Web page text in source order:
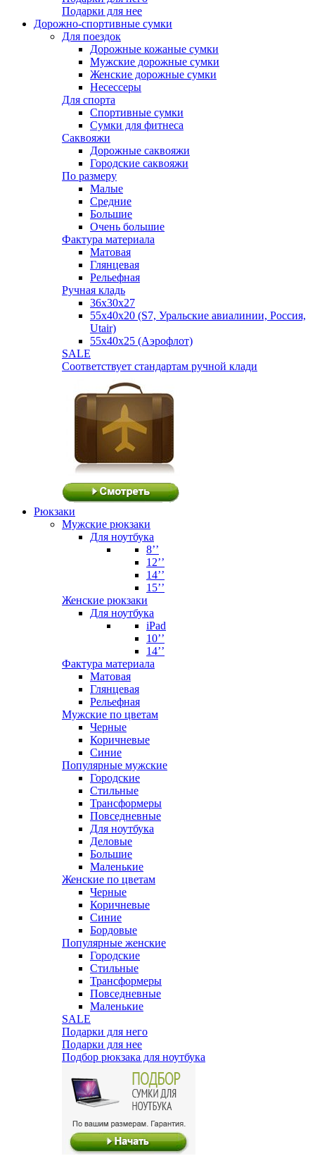
Подарки для нее
Дорожно-спортивные сумки
Для поездок
Дорожные кожаные сумки
Мужские дорожные сумки
Женские дорожные сумки
Несессеры
Для спорта
Спортивные сумки
Сумки для фитнеса
Саквояжи
Дорожные саквояжи
Городские саквояжи
По размеру
Малые
Средние
Большие
Очень большие
Фактура материала
Матовая
Глянцевая
Рельефная
Ручная кладь
36х30x27
55х40х20 (S7, Уральские авиалинии, Россия,
Utair)
55х40х25 (Аэрофлот)
SALE
Соответствует стандартам ручной клади
Рюкзаки
Мужские рюкзаки
Для ноутбука
8’’
12’’
14’’
15’’
Женские рюкзаки
Для ноутбука
iPad
10’’
14’’
Фактура материала
Матовая
Глянцевая
Рельефная
Мужские по цветам
Черные
Коричневые
Синие
Популярные мужские
Городские
Стильные
Трансформеры
Повседневные
Для ноутбука
Деловые
Большие
Маленькие
Женские по цветам
Черные
Коричневые
Синие
Бордовые
Популярные женские
Городские
Стильные
Трансформеры
Повседневные
Маленькие
SALE
Подарки для него
Подарки для нее
Подбор рюкзака для ноутбука